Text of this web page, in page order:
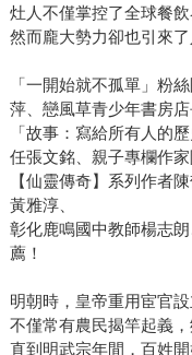
灶人不僅掌控了全球餐
然而龐大勢力卻也引來
「一開始就不孤單」粉
萍、戀風草青少年書房店
「故事：寫給所有人的
任張文銘、親子專欄作家
【仙靈傳奇】系列作者
黃雅淳、
彰化鹿鳴國中教師楊志
薦！
明朝時，皇帝重用宦官
不僅常有農民揭竿起義
直到明武宗年間，百姓